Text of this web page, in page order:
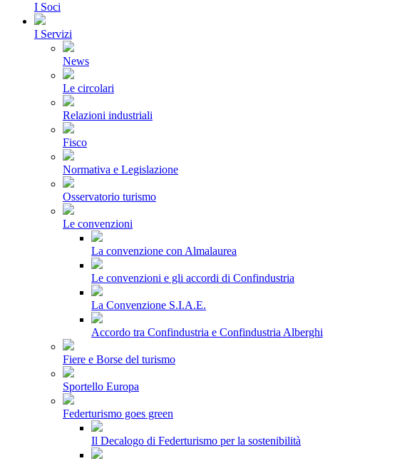
I Soci
I Servizi
News
Le circolari
Relazioni industriali
Fisco
Normativa e Legislazione
Osservatorio turismo
Le convenzioni
La convenzione con Almalaurea
Le convenzioni e gli accordi di Confindustria
La Convenzione S.I.A.E.
Accordo tra Confindustria e Confindustria Alberghi
Fiere e Borse del turismo
Sportello Europa
Federturismo goes green
Il Decalogo di Federturismo per la sostenibilità